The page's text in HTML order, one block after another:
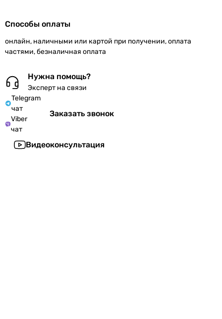
Способы оплаты
онлайн, наличными или картой при получении, оплата
частями, безналичная оплата
Нужна помощь?
Эксперт на связи
Telegram
чат
Viber
чат
Заказать звонок
Видеоконсультация